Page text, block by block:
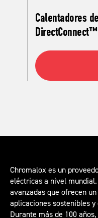
Calentadores
DirectConnect™
Chromalox es un
eléctricas a nivel
avanzadas que ofrecen
aplicaciones sostenibles
Durante más de 100